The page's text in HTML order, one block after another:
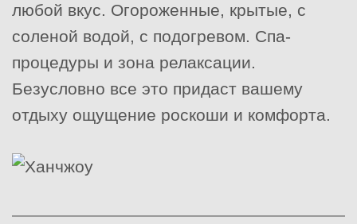
любой вкус. Огороженные, крытые, с
соленой водой, с подогревом. Спа-
процедуры и зона релаксации.
Безусловно все это придаст вашему
отдыху ощущение роскоши и комфорта.